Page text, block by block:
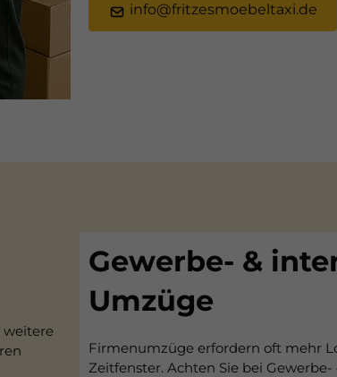
info@fritzesmoebeltaxi.de
weitere
Gewerbe- &
Umzüge
Firmenumzüge erfordern oft mehr
Zeitfenster. Achten Sie bei